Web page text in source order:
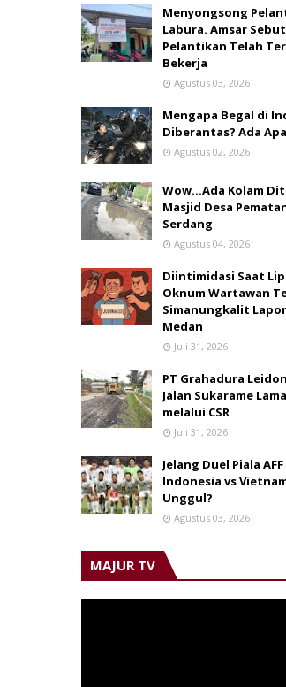
Menyongsong
Labura. Amsar
Pelantikan Telah
Bekerja
Agustus 03, 2026
Mengapa Begal di
Diberantas? Ada
Agustus 02, 2026
Wow...Ada Kolam
Masjid Desa
Serdang
Agustus 04, 2026
Diintimidasi Saat
Oknum Wartawan
Simanungkalit
Medan
Juli 31, 2026
PT Grahadura
Jalan Sukarame
melalui CSR
Juli 31, 2026
Jelang Duel Piala
Indonesia vs
Unggul?
Agustus 03, 2026
MAJUR TV